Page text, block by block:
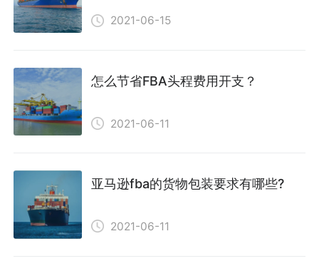
2021-06-15
怎么节省FBA头程费用开支？
2021-06-11
亚马逊fba的货物包装要求有哪些?
2021-06-11